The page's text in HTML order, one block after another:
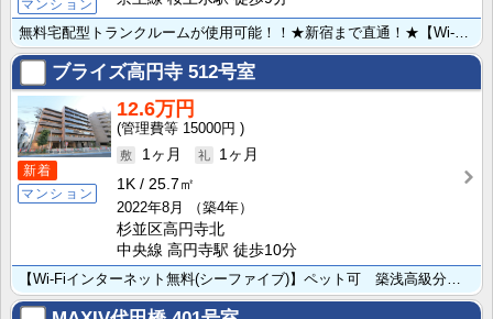
マンション
ブライズ高円寺 512号室
新着
マンション
12.6万円
15000円
1ヶ月
1ヶ月
1K
25.7㎡
2022年8月
（築4年）
杉並区高円寺北
中央線 高円寺駅 徒歩10分